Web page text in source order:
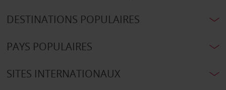
DESTINATIONS POPULAIRES
PAYS POPULAIRES
SITES INTERNATIONAUX